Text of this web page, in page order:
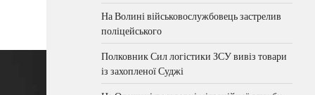
На Волині військовослужбовець застрелив
поліцейського
Полковник Сил логістики ЗСУ вивіз товари
із захопленої Суджі